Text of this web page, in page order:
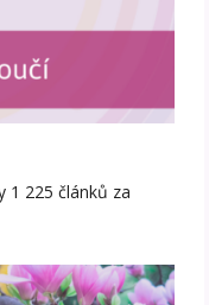
1 225 článků za